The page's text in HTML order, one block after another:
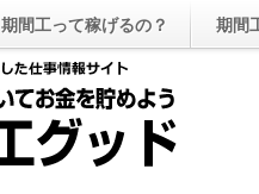
期間工って稼げるの？ 期間